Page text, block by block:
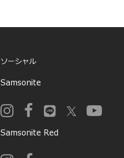
ソーシャル
Samsonite
Samsonite Red